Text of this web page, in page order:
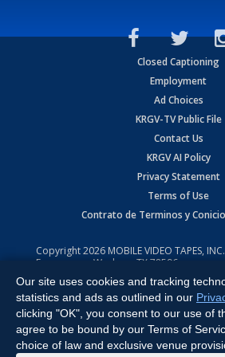
Closed Captioning
Employment
Ad Choices
KRGV-TV Public File
Contact Us
KRGV AI Policy
Privacy Statement
Terms of Use
Contrato de Terminos y
Copyright2026 MOBILE VIDEO TAPES,
Expressway, Weslaco, TX 78596.
All Rights Reserved. Powered by:Ruby
Our site uses cookies and tracking
statistics and ads as outlined in our
clicking "OK", you consent to our use of
agree to be bound by our Terms of
choice of law and exclusive venue